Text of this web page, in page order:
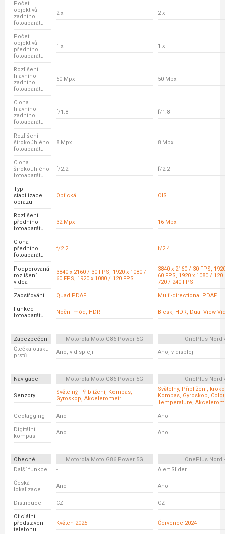
Počet
objektivů
zadního
fotoaparátu
2 x 2 x
Počet
objektivů
předního
fotoaparátu
1 x 1 x
Rozlišení
hlavního
zadního
fotoaparátu
50 Mpx 50 Mpx
Clona
hlavního
zadního
fotoaparátu
f/1.8 f/1.8
Rozlišení
širokoúhlého
fotoaparátu
8 Mpx 8 Mpx
Clona
širokoúhlého
fotoaparátu
f/2.2 f/2.2
Typ
stabilizace
obrazu
Optická OIS
Rozlišení
předního
fotoaparátu
32 Mpx 16 Mpx
Clona
předního
fotoaparátu
f/2.2 f/2.4
Podporovaná
rozlišení
videa
3840 x 2160 / 30 FPS, 1920 x 1080 /
60 FPS, 1920 x 1080 / 120 FPS
3840 x 2160 / 30 FPS,
60 FPS, 1920 x 1080 / 120
720 / 240 FPS
Zaostřování Quad PDAF Multi-directional PDAF
Funkce
fotoaparátu
Noční mód, HDR Blesk, HDR, Dual View
Zabezpečení Motorola Moto G86 Power 5G
OnePlus Nord
Čtečka otisku
prstů
Ano, v displeji Ano, v displeji
Navigace Motorola Moto G86 Power 5G OnePlus Nord
Senzory
Světelný, Přiblížení, Kompas,
Gyroskop, Akcelerometr
Světelný, Přiblížení,
Kompas, Gyroskop,
Temperature,
Geotagging Ano Ano
Digitální
kompas
Ano Ano
Obecné Motorola Moto G86 Power 5G
OnePlus Nord
Další funkce
- Alert Slider
Česká
lokalizace
Ano Ano
Distribuce CZ CZ
Oficiální
představení
telefonu
Květen 2025 Červenec 2024